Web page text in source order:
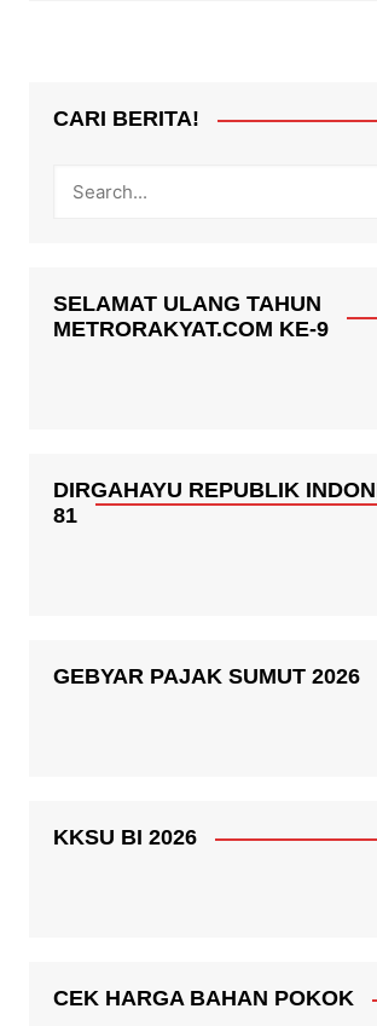
CARI BERITA!
SELAMAT ULANG TAHUN
METRORAKYAT.COM KE-9
DIRGAHAYU REPUBLIK
81
GEBYAR PAJAK SUMUT 2026
KKSU BI 2026
CEK HARGA BAHAN POKOK